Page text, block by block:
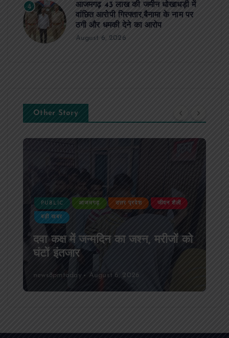
4
आजमगढ़ 43 लाख की जमीन धोखाधड़ी में
वांछित आरोपी गिरफ्तार,बैनामा के नाम पर
ठगी और धमकी देने का आरोप
August 6, 2026
Other Story
PUBLIC आजमगढ़ उत्तर प्रदेश जीवन शैली
बड़ी खबर
दवा कक्ष में जन्मदिन का जश्न, मरीजों को
घंटों इंतजार
news8pmtoday August 6, 2026